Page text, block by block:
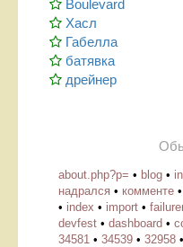
Boulevard
Хасл
Габелла
батявка
дрейнер
about.php?p= • blog •
надрался • комменте •
• index • import •
devfest • dashboard •
34581 • 34539 • 32958 •